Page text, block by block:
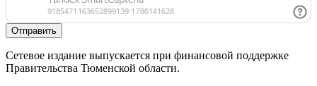
Отправить
Сетевое издание выпускается при финансовой поддержке
Правительства Тюменской области.